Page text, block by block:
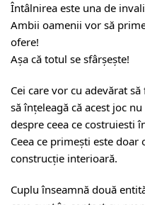
Întâlnirea este una de
Ambii oamenii vor să
ofere!
Așa că totul se sfârșește!
Cei care vor cu adevărat
să înțeleagă că acest joc
despre ceea ce costruiesti
Ceea ce primești este
construcție interioară.
Cuplu înseamnă două